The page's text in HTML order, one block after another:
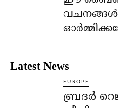
വചനങ്ങള്‍
Latest News
EUROPE
ബ്രദർ